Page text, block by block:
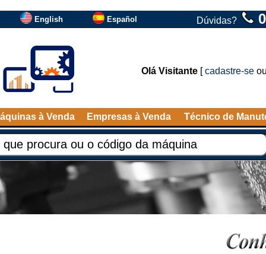
English Español Dúvidas?
Olá Visitante [cadastre-se
à Venda Empresas à Venda Técnico de